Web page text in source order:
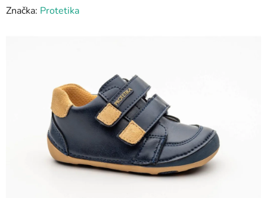
Značka: Protetika